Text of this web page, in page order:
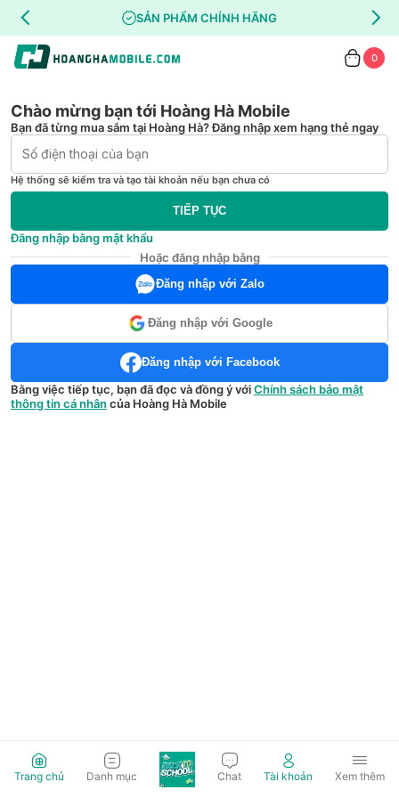
SẢN PHẨM CHÍNH HÃNG
0
Chào mừng bạn tới Hoàng Hà Mobile
Bạn đã từng mua sắm tại Hoàng Hà? Đăng nhập xem hạng thẻ ngay
Hệ thống sẽ kiểm tra và tạo tài khoản nếu bạn chưa có
TIẾP TỤC
Đăng nhập bằng mật khẩu
Hoặc đăng nhập bằng
Đăng nhập với Zalo
Đăng nhập với Google
Đăng nhập với Facebook
Bằng việc tiếp tục, bạn đã đọc và đồng ý vớiChính sách bảo mật
thông tin cá nhân của Hoàng Hà Mobile
Trang chủ Danh mục Chat Tài khoản Xem thêm